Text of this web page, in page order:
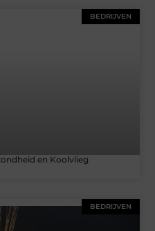
BEDRIJVEN
en Koolvlieg
BEDRIJVEN